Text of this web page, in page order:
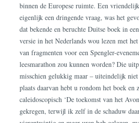
binnen de Europese ruimte. Een
eigenlijk een dringende vraag, was het
dat bekende en beruchte Duitse boek in
versie in het Nederlands wou lezen met
van fragmenten voor een Spengler-
leesmarathon zou kunnen worden? Die
misschien gelukkig maar – uiteindelijk
plaats daarvan hebt u rondom het boek en
caleidoscopisch ‘De toekomst van het
gekregen, terwijl ik zelf in de schaduw